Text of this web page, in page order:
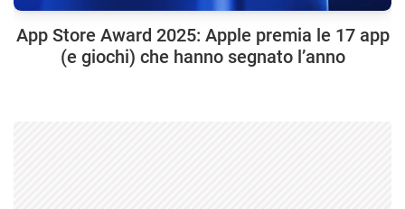
App Store Award 2025: Apple premia le 17 app
(e giochi) che hanno segnato l’anno